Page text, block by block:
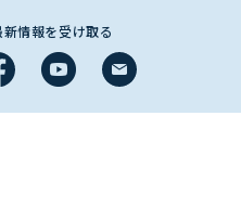
情報を受け取る